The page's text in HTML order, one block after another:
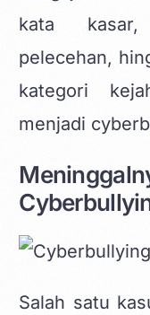
kata kasar,
pelecehan,
kategori
menjadi
Salah satu